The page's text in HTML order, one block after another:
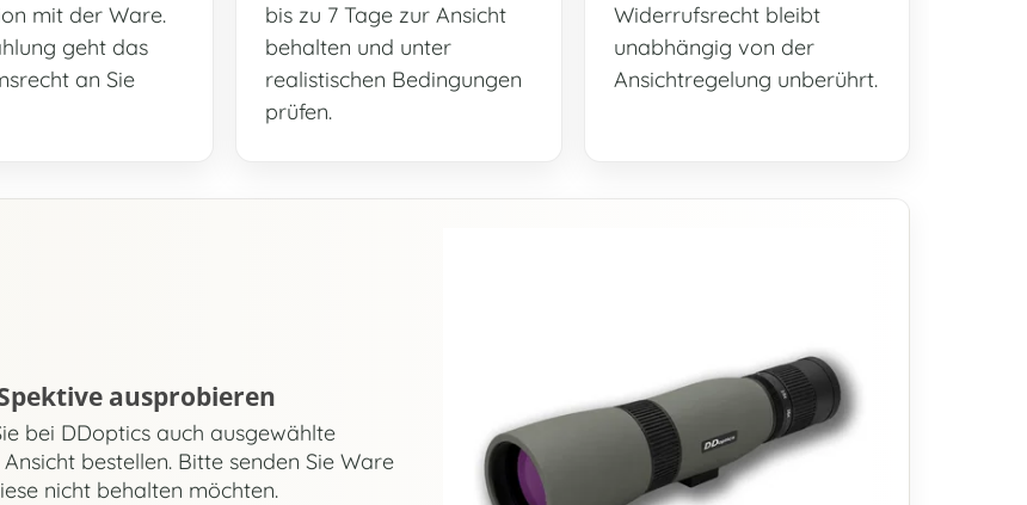
mit der Ware.
geht das
an Sie
bis zu 7 Tage zur Ansicht
behalten und unter
realistischen Bedingungen
prüfen.
Widerrufsrecht bleibt
unabhängig von der
Ansichtregelung unberührt.
ausprobieren
bei DDoptics auch ausgewählte
bestellen. Bitte senden Sie Ware
nicht behalten möchten.